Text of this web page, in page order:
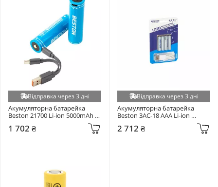
Відправка через 3 дні
Акумуляторна батарейка
Beston 21700 Li-ion 5000mAh
1 702 ₴
Відправка через 3 дні
Акумуляторна батарейка
Beston 3AC-18 AAA Li-ion
2 712 ₴